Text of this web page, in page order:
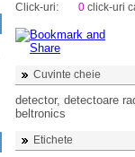
Click-uri:
0 click-uri
Cuvinte cheie
detector, detectoare
beltronics
Etichete